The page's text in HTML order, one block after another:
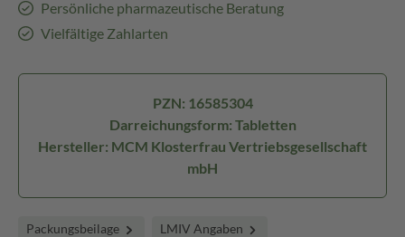
Persönliche pharmazeutische Beratung
Vielfältige Zahlarten
PZN: 16585304
Darreichungsform: Tabletten
Hersteller: MCM Klosterfrau Vertriebsgesellschaft
mbH
Packungsbeilage LMIV Angaben